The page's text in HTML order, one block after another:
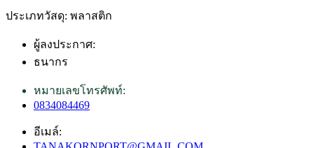
ประเภทวัสดุ: พลาสติก
ผู้ลงประกาศ:
ธนากร
หมายเลขโทรศัพท์:
0834084469
อีเมล์: